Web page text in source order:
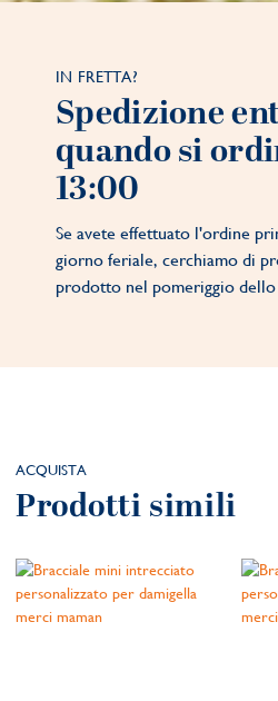
IN FRETTA?
Spedizione
quando si
13:00
Se avete effettuato l'ordine
giorno feriale, cerchiamo di
prodotto nel pomeriggio
ACQUISTA
Prodotti simili